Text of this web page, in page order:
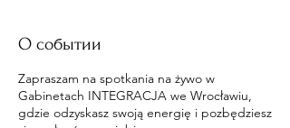
О событии
Zapraszam na spotkania na żywo w
Gabinetach INTEGRACJA we Wrocławiu,
gdzie odzyskasz swoją energię i pozbędziesz